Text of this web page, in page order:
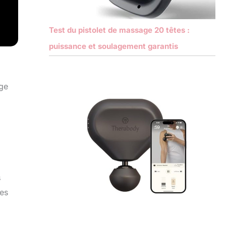
Test du pistolet de massage 20 têtes :
puissance et soulagement garantis